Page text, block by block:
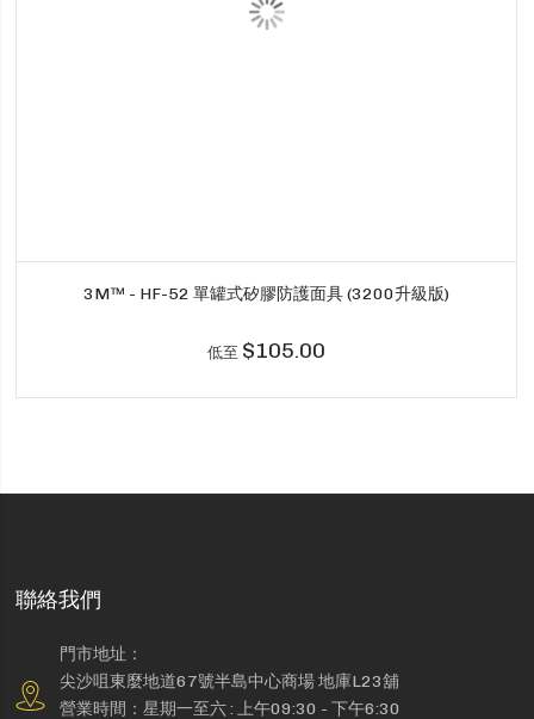
3M™ - HF-52 單罐式矽膠防護面具 (3200升級版)
低至 $105.00
聯絡我們
門市地址：
尖沙咀東麼地道67號半島中心商場 地庫L23舖
營業時間：星期一至六 : 上午09:30 - 下午6:30